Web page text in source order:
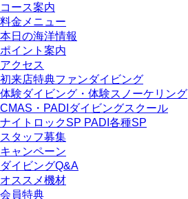
コース案内
料金メニュー
本日の海洋情報
ポイント案内
アクセス
初来店特典ファンダイビング
体験ダイビング・体験スノーケリング
CMAS・PADIダイビングスクール
ナイトロックSP PADI各種SP
スタッフ募集
キャンペーン
ダイビングQ&A
オススメ機材
会員特典